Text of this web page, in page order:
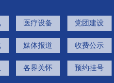
医疗设备 党团建设
媒体报道 收费公示
各界关怀 预约挂号